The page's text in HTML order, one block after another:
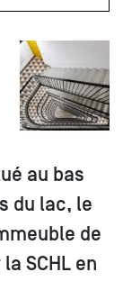
au bas
du lac, le
de
SCHL en